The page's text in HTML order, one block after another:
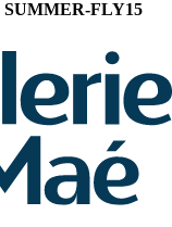
SUMMER-FLY15